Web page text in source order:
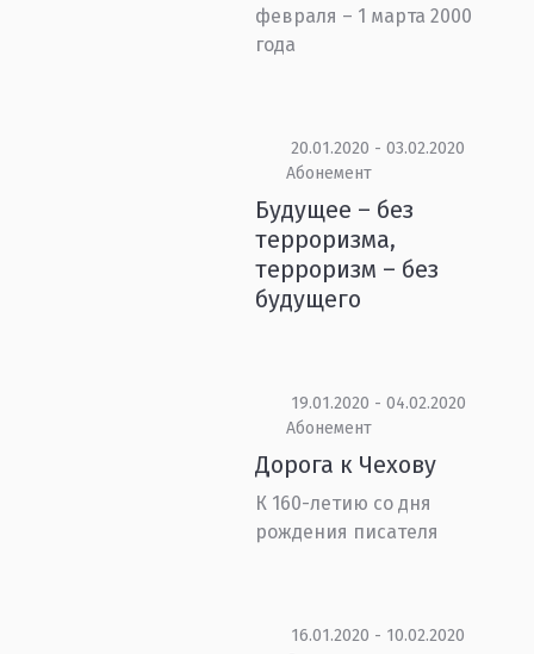
февраля – 1 марта 2000
года
20.01.2020 - 03.02.2020
Абонемент
Будущее – без
терроризма,
терроризм – без
будущего
19.01.2020 - 04.02.2020
Абонемент
Дорога к Чехову
К 160-летию со дня
рождения писателя
16.01.2020 - 10.02.2020